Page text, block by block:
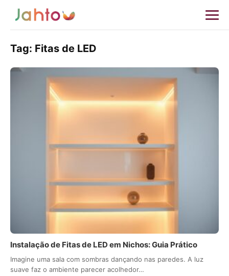
Tag: Fitas de LED
Instalação de Fitas de LED em Nichos: Guia Prático
Imagine uma sala com sombras dançando nas paredes. A luz
suave faz o ambiente parecer acolhedor…